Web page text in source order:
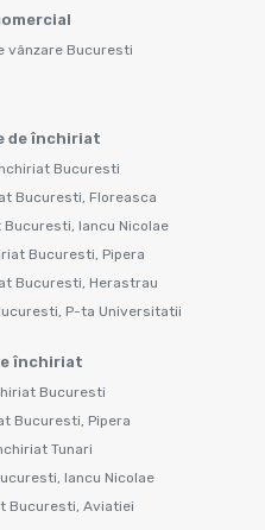
vânzare Bucuresti
de închiriat
Bucuresti
Bucuresti, Floreasca
Iancu Nicolae
Bucuresti, Pipera
Bucuresti, Herastrau
P-ta Universitatii
închiriat
Bucuresti
Bucuresti, Pipera
Tunari
Iancu Nicolae
Bucuresti, Aviatiei